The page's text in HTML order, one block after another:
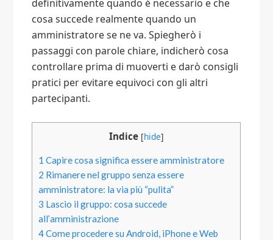
definitivamente quando è necessario e che
cosa succede realmente quando un
amministratore se ne va. Spiegherò i
passaggi con parole chiare, indicherò cosa
controllare prima di muoverti e darò consigli
pratici per evitare equivoci con gli altri
partecipanti.
Indice [hide]
1 Capire cosa significa essere amministratore
2 Rimanere nel gruppo senza essere
amministratore: la via più “pulita”
3 Lascio il gruppo: cosa succede
all’amministrazione
4Come procedere su Android, iPhone e Web